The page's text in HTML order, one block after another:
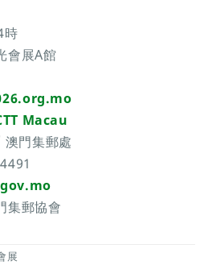
時
會展A館
Macau
門集郵處
集郵協會
展